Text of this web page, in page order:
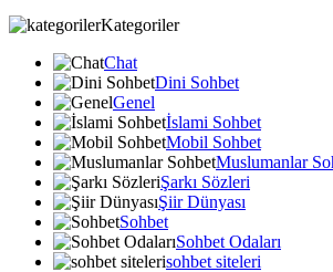
Kategoriler
Chat
Dini Sohbet
Genel
İslami Sohbet
Mobil Sohbet
Muslumanlar
Şarkı Sözleri
Şiir Dünyası
Sohbet
Sohbet Odaları
sohbet siteleri